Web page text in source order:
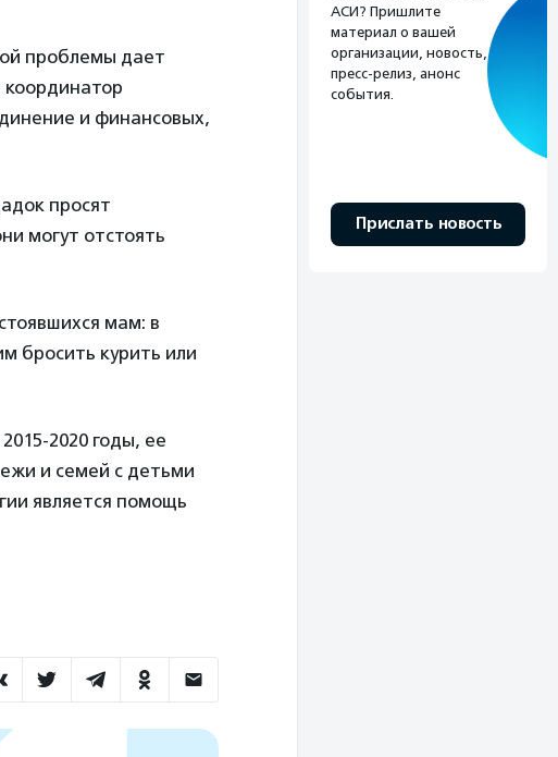
проблемы дает
и финансовых,
просят
могут отстоять
мам: в
бросить курить или
2020 годы, ее
и семей с детьми
является помощь
АСИ? Пришлите
материал о вашей
организации, новость,
пресс-релиз, анонс
события.
Прислать новость